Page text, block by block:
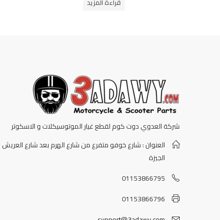
شركة العدوي دوت كوم لقطع غيار الموتوسيكلات و الاسكوتر
العنوان : شارع خوفو متفرع من شارع الهرم بعد شارع
الجيزة
01153866795
01153866796